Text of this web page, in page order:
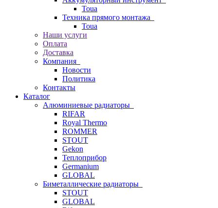
Toua
Техника прямого монтажа
Toua
Наши услуги
Оплата
Доставка
Компания
Новости
Политика
Контакты
Каталог
Алюминиевые радиаторы
RIFAR
Royal Thermo
ROMMER
STOUT
Gekon
Теплоприбор
Germanium
GLOBAL
Биметаллические радиаторы
STOUT
GLOBAL